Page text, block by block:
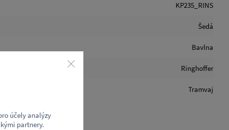
KP235_RINS
Šedá
Bavlna
Ringhoffer
Tramvaj
účely analýzy
partnery.